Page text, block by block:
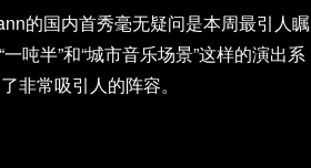
的国内首秀毫无疑问是本周最引人瞩
吨半”和“城市音乐场景”这样的演出系
非常吸引人的阵容。